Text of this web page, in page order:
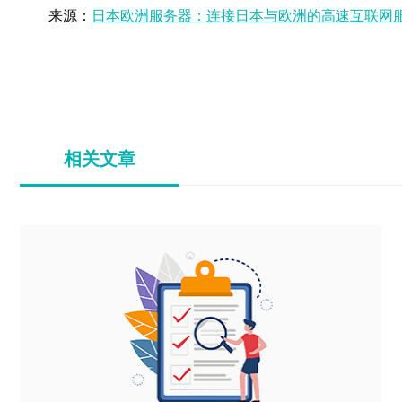
来源： 日本欧洲服务器：连接日本与欧洲的高速互联网
相关文章